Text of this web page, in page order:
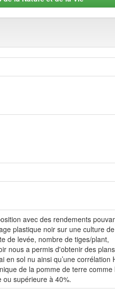
avec des rendements
plastique noir sur une culture de
de levée, nombre de tiges/plant,
nous a permis d'obtenir des
en sol nu ainsi qu’une corrélation
de la pomme de terre comme
ou supérieure à 40%.